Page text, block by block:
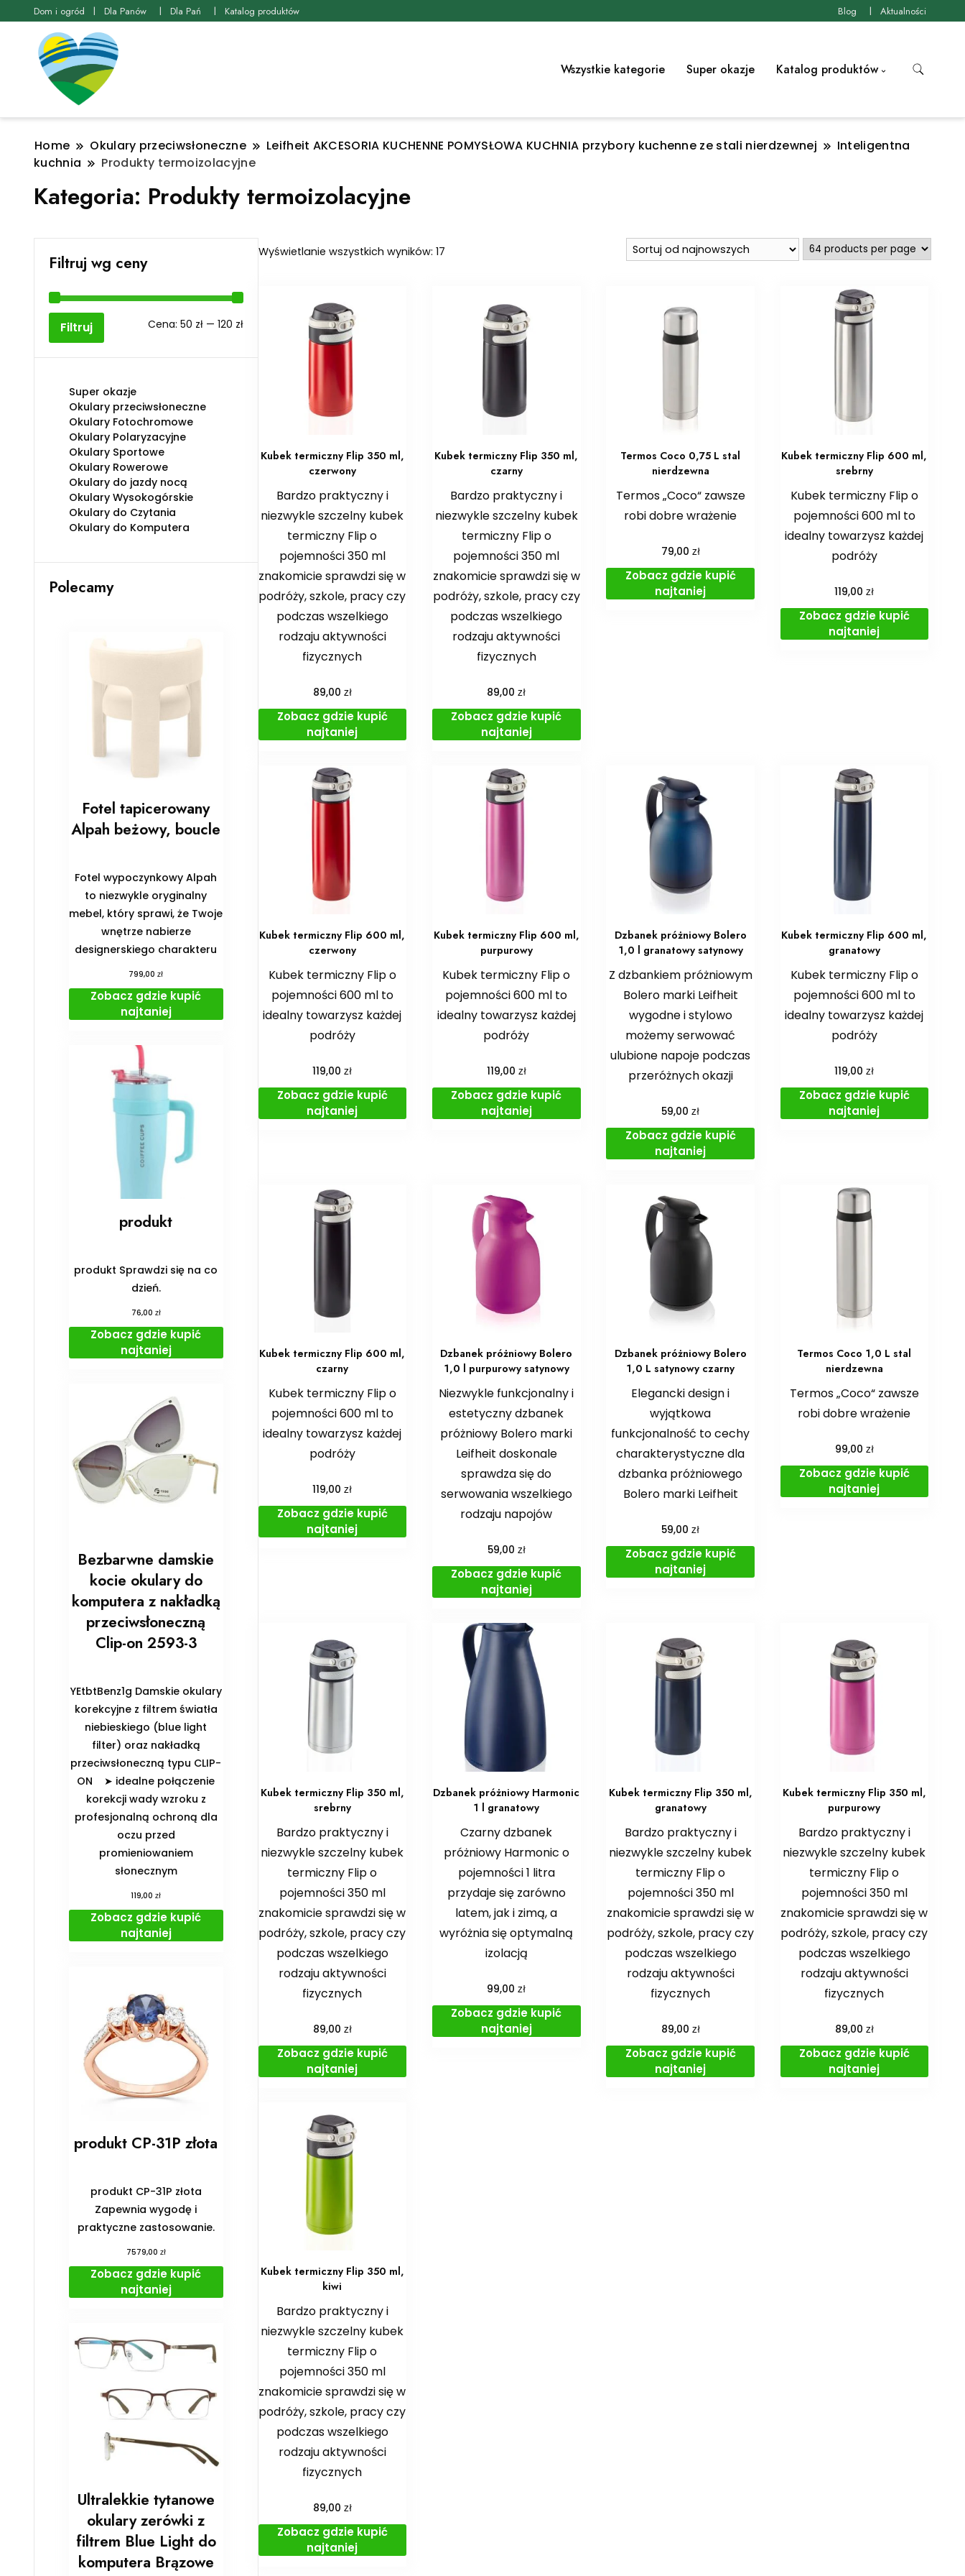
Dom i ogród Dla Panów Dla Pań Katalog produktów Blog Aktualności
Wszystkie kategorie Super okazje Katalog produktów
Home Okulary przeciwsłoneczne Leifheit AKCESORIA KUCHENNE POMYSŁOWA KUCHNIA przybory kuchenne ze stali nierdzewnej
Inteligentna
kuchnia
Produkty termoizolacyjne
Kategoria: Produkty termoizolacyjne
Wyświetlanie wszystkich wyników: 17Posortowane
Kubek termiczny Flip 350 ml,
czerwony
Bardzo praktyczny i
niezwykle szczelny kubek
termiczny Flip o
pojemności 350 ml
znakomicie sprawdzi się w
podróży, szkole, pracy czy
podczas wszelkiego
rodzaju aktywności
fizycznych
89,00 zł
Zobacz gdzie kupić
najtaniej
Kubek termiczny Flip 350 ml,
czarny
Bardzo praktyczny i
niezwykle szczelny kubek
termiczny Flip o
pojemności 350 ml
znakomicie sprawdzi się w
podróży, szkole, pracy czy
podczas wszelkiego
rodzaju aktywności
fizycznych
89,00zł
Zobacz gdzie kupić
najtaniej
Termos Coco 0,75 L stal
nierdzewna
Termos „Coco“ zawsze
robi dobre wrażenie
79,00 zł
Zobacz gdzie kupić
najtaniej
Kubek termiczny Flip 600 ml,
srebrny
Kubek termiczny Flip o
pojemności 600 ml to
idealny towarzysz każdej
podróży
119,00zł
Zobacz gdzie kupić
najtaniej
Kubek termiczny Flip 600 ml,
czerwony
Kubek termiczny Flip o
pojemności 600 ml to
idealny towarzysz każdej
podróży
119,00zł
Zobacz gdzie kupić
najtaniej
Kubek termiczny Flip 600 ml,
purpurowy
Kubek termiczny Flip o
pojemności 600 ml to
idealny towarzysz każdej
podróży
119,00 zł
Zobacz gdzie kupić
najtaniej
Dzbanek próżniowy Bolero
1,0 l granatowy satynowy
Z dzbankiem próżniowym
Bolero marki Leifheit
wygodne i stylowo
możemy serwować
ulubione napoje podczas
przeróżnych okazji
59,00zł
Zobacz gdzie kupić
najtaniej
Kubek termiczny Flip 600 ml,
granatowy
Kubek termiczny Flip o
pojemności 600 ml to
idealny towarzysz każdej
podróży
119,00zł
Zobacz gdzie kupić
najtaniej
Kubek termiczny Flip 600 ml,
czarny
Kubek termiczny Flip o
pojemności 600 ml to
idealny towarzysz każdej
podróży
119,00zł
Zobacz gdzie kupić
najtaniej
Dzbanek próżniowy Bolero
1,0 l purpurowy satynowy
Niezwykle funkcjonalny i
estetyczny dzbanek
próżniowy Bolero marki
Leifheit doskonale
sprawdza się do
serwowania wszelkiego
rodzaju napojów
59,00 zł
Zobacz gdzie kupić
najtaniej
Dzbanek próżniowy Bolero
1,0 L satynowy czarny
Elegancki design i
wyjątkowa
funkcjonalność to cechy
charakterystyczne dla
dzbanka próżniowego
Bolero marki Leifheit
59,00zł
Zobacz gdzie kupić
najtaniej
Termos Coco 1,0 L stal
nierdzewna
Termos „Coco“ zawsze
robi dobre wrażenie
99,00 zł
Zobacz gdzie kupić
najtaniej
Kubek termiczny Flip 350 ml,
srebrny
Bardzo praktyczny i
niezwykle szczelny kubek
termiczny Flip o
pojemności 350 ml
znakomicie sprawdzi się w
podróży, szkole, pracy czy
podczas wszelkiego
rodzaju aktywności
fizycznych
89,00 zł
Zobacz gdzie kupić
najtaniej
Dzbanek próżniowy Harmonic
1 l granatowy
Czarny dzbanek
próżniowy Harmonic o
pojemności 1 litra
przydaje się zarówno
latem, jak i zimą, a
wyróżnia się optymalną
izolacją
99,00zł
Zobacz gdzie kupić
najtaniej
Kubek termiczny Flip 350 ml,
granatowy
Bardzo praktyczny i
niezwykle szczelny kubek
termiczny Flip o
pojemności 350 ml
znakomicie sprawdzi się w
podróży, szkole, pracy czy
podczas wszelkiego
rodzaju aktywności
fizycznych
89,00 zł
Zobacz gdzie kupić
najtaniej
Kubek termiczny Flip 350 ml,
purpurowy
Bardzo praktyczny i
niezwykle szczelny kubek
termiczny Flip o
pojemności 350 ml
znakomicie sprawdzi się w
podróży, szkole, pracy czy
podczas wszelkiego
rodzaju aktywności
fizycznych
89,00 zł
Zobacz gdzie kupić
najtaniej
Kubek termiczny Flip 350 ml,
kiwi
Bardzo praktyczny i
niezwykle szczelny kubek
termiczny Flip o
pojemności 350 ml
znakomicie sprawdzi się w
podróży, szkole, pracy czy
podczas wszelkiego
rodzaju aktywności
fizycznych
89,00 zł
Zobacz gdzie kupić
najtaniej
Filtruj wg ceny
Cena
Cena
Filtruj Cena: 50 zł— 120 zł
Super okazje
Okulary przeciwsłoneczne
Okulary Fotochromowe
Okulary Polaryzacyjne
Okulary Sportowe
Okulary Rowerowe
Okulary do jazdy nocą
Okulary Wysokogórskie
Okulary do Czytania
Okulary do Komputera
Polecamy
Fotel tapicerowany
Alpah beżowy, boucle
Fotel wypoczynkowy Alpah
to niezwykle oryginalny
mebel, który sprawi, że Twoje
wnętrze nabierze
designerskiego charakteru
799,00zł
Zobacz gdzie kupić
najtaniej
produkt
produkt Sprawdzi się na co
dzień.
76,00 zł
Zobacz gdzie kupić
najtaniej
Bezbarwne damskie
kocie okulary do
komputera z nakładką
przeciwsłoneczną
Clip-on 2593-3
YEtbtBenz1g Damskie okulary
korekcyjne z filtrem światła
niebieskiego (blue light
filter) oraz nakładką
przeciwsłoneczną typu CLIP-
ON ➤ idealne połączenie
korekcji wady wzroku z
profesjonalną ochroną dla
oczu przed
promieniowaniem
słonecznym
119,00zł
Zobacz gdzie kupić
najtaniej
produkt CP-31P złota
produkt CP-31P złota
Zapewnia wygodę i
praktyczne zastosowanie.
7579,00 zł
Zobacz gdzie kupić
najtaniej
Ultralekkie tytanowe
okulary zerówki z
filtrem Blue Light do
komputera Brązowe